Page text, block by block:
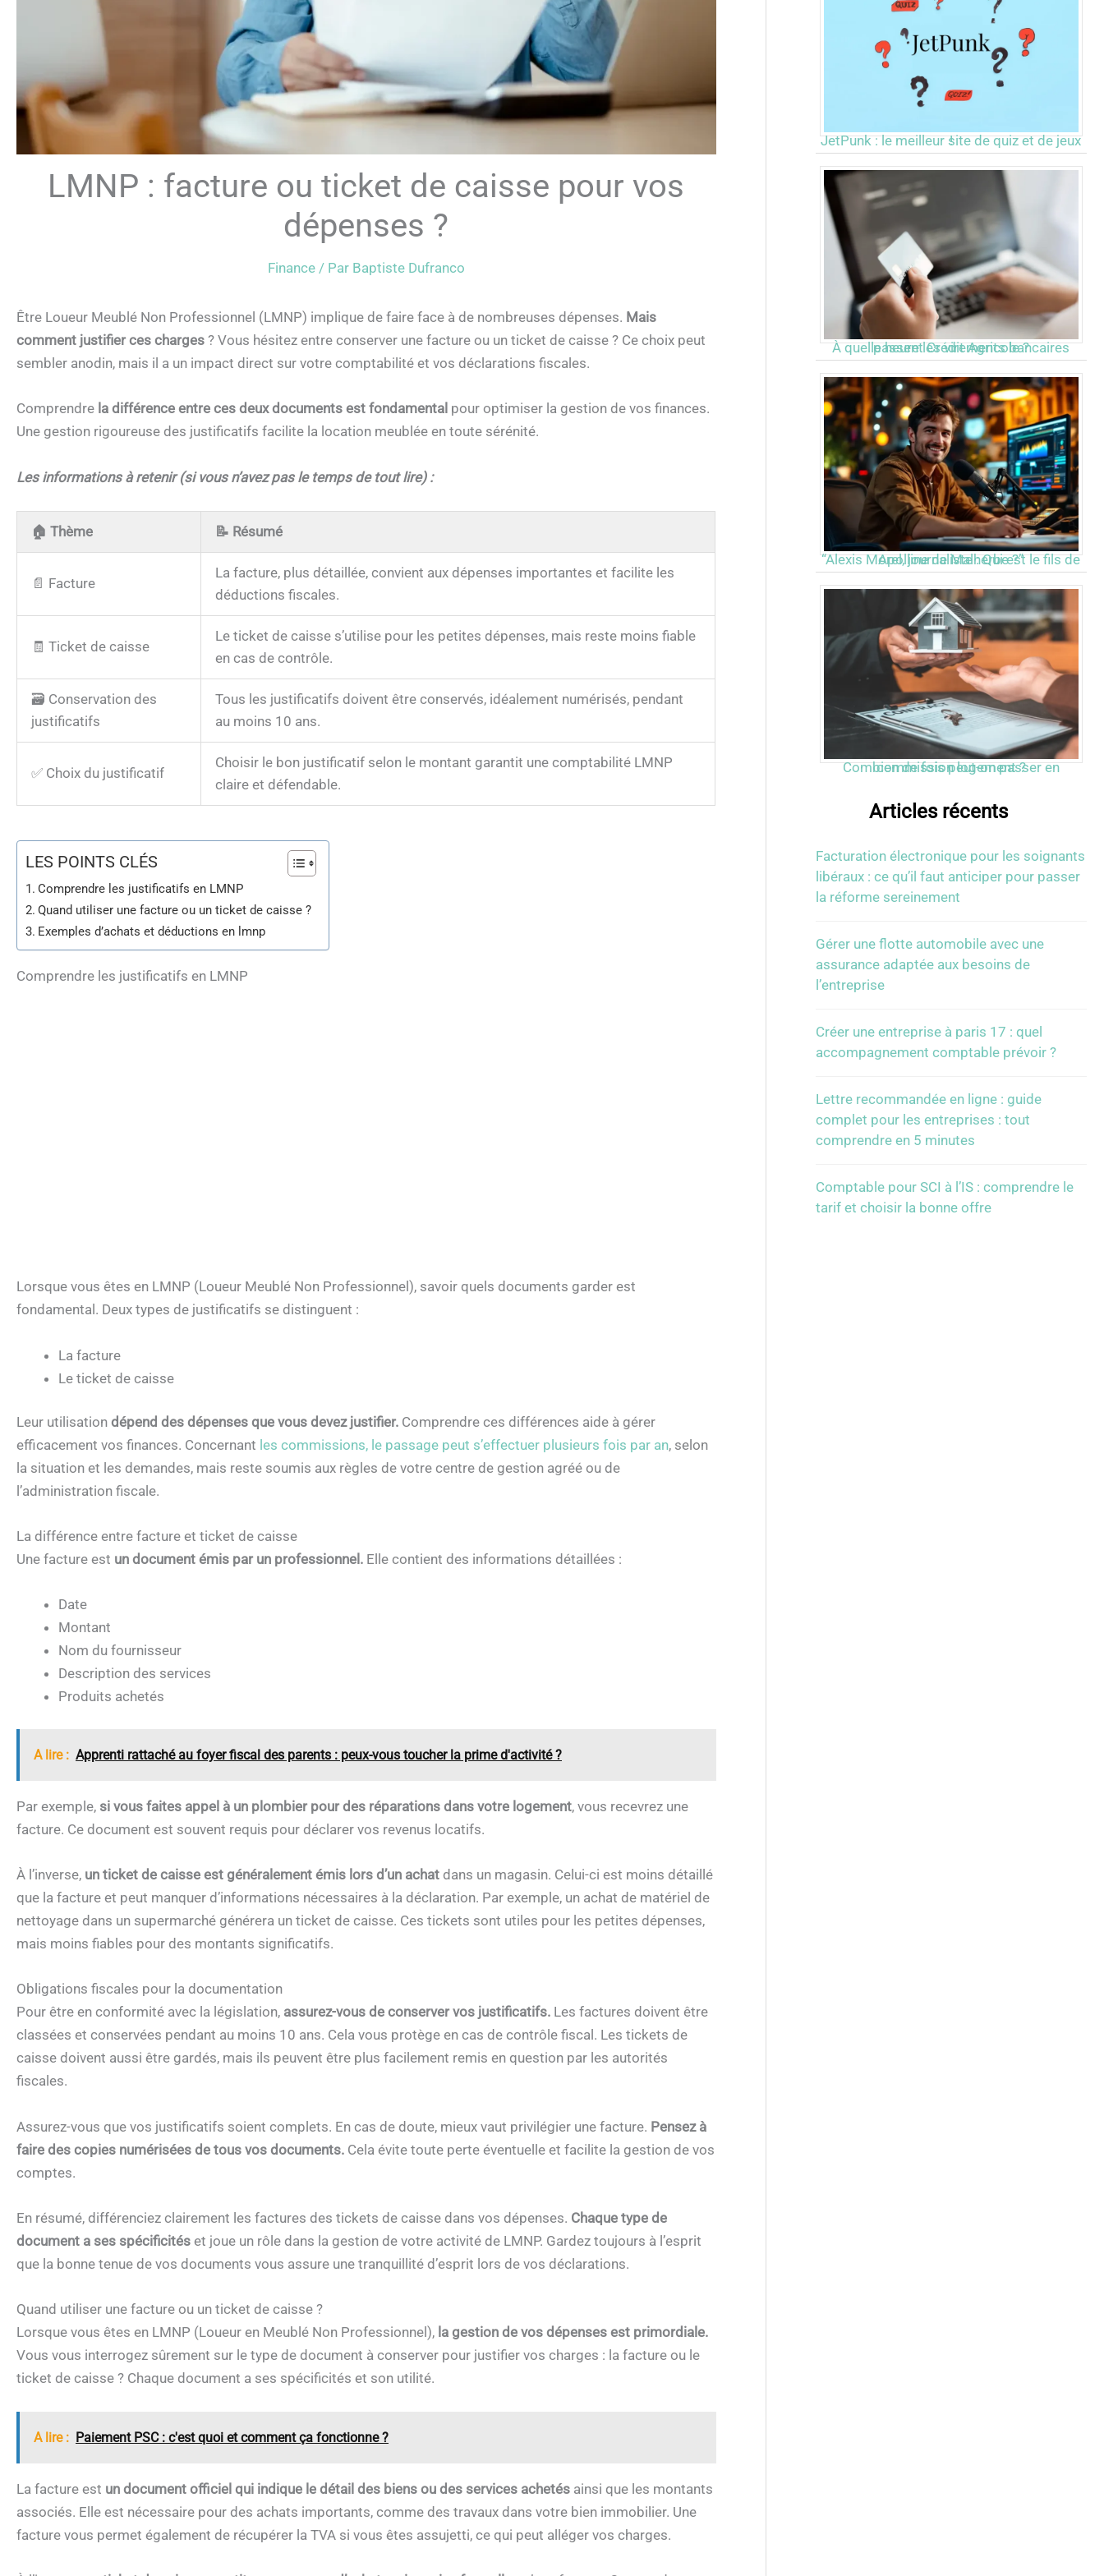
LMNP : facture ou ticket de caisse pour vos
dépenses ?
Finance/ Par Baptiste Dufranco
Être Loueur Meublé Non Professionnel (LMNP) implique de faire face à de nombreuses dépenses. Mais
comment justifier ces charges ? Vous hésitez entre conserver une facture ou un ticket de caisse ? Ce choix peut
sembler anodin, mais il a un impact direct sur votre comptabilité et vos déclarations fiscales.
Comprendre la différence entre ces deux documents est fondamental pour optimiser la gestion de vos finances.
Une gestion rigoureuse des justificatifs facilite la location meublée en toute sérénité.
Les informations à retenir (si vous n’avez pas le temps de tout lire) :
🏠 Thème 📝 Résumé
📄 Facture
La facture, plus détaillée, convient aux dépenses importantes et facilite les
déductions fiscales.
🧾 Ticket de caisse
Le ticket de caisse s’utilise pour les petites dépenses, mais reste moins fiable
en cas de contrôle.
🗃️ Conservation des
justificatifs
Tous les justificatifs doivent être conservés, idéalement numérisés, pendant
au moins 10 ans.
✅ Choix du justificatif
Choisir le bon justificatif selon le montant garantit une comptabilité LMNP
claire et défendable.
LES POINTS CLÉS
Comprendre les justificatifs en LMNP
Quand utiliser une facture ou un ticket de caisse ?
Exemples d’achats et déductions en lmnp
Comprendre les justificatifs en LMNP
Lorsque vous êtes en LMNP (Loueur Meublé Non Professionnel), savoir quels documents garder est
fondamental. Deux types de justificatifs se distinguent :
La facture
Le ticket de caisse
Leur utilisation dépend des dépenses que vous devez justifier. Comprendre ces différences aide à gérer
efficacement vos finances. Concernant les commissions, le passage peut s’effectuer plusieurs fois par an, selon
la situation et les demandes, mais reste soumis aux règles de votre centre de gestion agréé ou de
l’administration fiscale.
La différence entre facture et ticket de caisse
Une facture est un document émis par un professionnel. Elle contient des informations détaillées :
Date
Montant
Nom du fournisseur
Description des services
Produits achetés
A lire : Apprenti rattaché au foyer fiscal des parents : peux-vous toucher la prime d'activité ?
Par exemple, si vous faites appel à un plombier pour des réparations dans votre logement, vous recevrez une
facture. Ce document est souvent requis pour déclarer vos revenus locatifs.
À l’inverse, un ticket de caisse est généralement émis lors d’un achat dans un magasin. Celui-ci est moins détaillé
que la facture et peut manquer d’informations nécessaires à la déclaration. Par exemple, un achat de matériel de
nettoyage dans un supermarché générera un ticket de caisse. Ces tickets sont utiles pour les petites dépenses,
mais moins fiables pour des montants significatifs.
Obligations fiscales pour la documentation
Pour être en conformité avec la législation, assurez-vous de conserver vos justificatifs. Les factures doivent être
classées et conservées pendant au moins 10 ans. Cela vous protège en cas de contrôle fiscal. Les tickets de
caisse doivent aussi être gardés, mais ils peuvent être plus facilement remis en question par les autorités
fiscales.
Assurez-vous que vos justificatifs soient complets. En cas de doute, mieux vaut privilégier une facture. Pensez à
faire des copies numérisées de tous vos documents. Cela évite toute perte éventuelle et facilite la gestion de vos
comptes.
En résumé, différenciez clairement les factures des tickets de caisse dans vos dépenses. Chaque type de
document a ses spécificités et joue un rôle dans la gestion de votre activité de LMNP. Gardez toujours à l’esprit
que la bonne tenue de vos documents vous assure une tranquillité d’esprit lors de vos déclarations.
Quand utiliser une facture ou un ticket de caisse ?
Lorsque vous êtes en LMNP (Loueur en Meublé Non Professionnel), la gestion de vos dépenses est primordiale.
Vous vous interrogez sûrement sur le type de document à conserver pour justifier vos charges : la facture ou le
ticket de caisse ? Chaque document a ses spécificités et son utilité.
A lire : Paiement PSC : c'est quoi et comment ça fonctionne ?
La facture est un document officiel qui indique le détail des biens ou des services achetés ainsi que les montants
associés. Elle est nécessaire pour des achats importants, comme des travaux dans votre bien immobilier. Une
facture vous permet également de récupérer la TVA si vous êtes assujetti, ce qui peut alléger vos charges.
JetPunk : le meilleur site de quiz et de jeux !
À quelle heure les virements bancaires passent Crédit Agricole ?
“Alexis Morel, journaliste : Qui est le fils de Apolline de Malherbe ?”
Combien de fois peut-on passer en commission logement ?
Articles récents
Facturation électronique pour les soignants
libéraux : ce qu’il faut anticiper pour passer
la réforme sereinement
Gérer une flotte automobile avec une
assurance adaptée aux besoins de
l’entreprise
Créer une entreprise à paris 17 : quel
accompagnement comptable prévoir ?
Lettre recommandée en ligne : guide
complet pour les entreprises : tout
comprendre en 5 minutes
Comptable pour SCI à l’IS : comprendre le
tarif et choisir la bonne offre